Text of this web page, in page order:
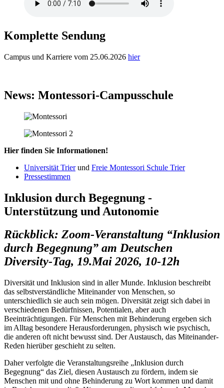
Komplette Sendung
Campus und Karriere vom 25.06.2026 hier
News: Montessori-Campusschule
Hier finden Sie Informationen!
Universität Trierund Freie Montessori Schule Trier
Pressestimmen
Inklusion durch Begegnung -
Unterstützung und Autonomie
Rückblick: Zoom-Veranstaltung “Inklusion
durch Begegnung” am Deutschen
Diversity-Tag, 19.Mai 2026, 10-12h
Diversität und Inklusion sind in aller Munde. Inklusion beschreibt
das selbstverständliche Miteinander von Menschen, so
unterschiedlich sie auch sein mögen. Diversität zeigt sich dabei in
verschiedenen Bedürfnissen, Potentialen, aber auch
Beeinträchtigungen. Für Menschen mit Behinderung ergeben sich
im Alltag besondere Herausforderungen, physisch wie psychisch,
die anderen oft nicht bewusst sind. Der Austausch, das Miteinander-
Reden hierüber geschieht zu selten.
Daher verfolgte die Veranstaltungsreihe „Inklusion durch
Begegnung“ das Ziel, diesen Austausch zu fördern, indem sie
Menschen mit und ohne Behinderung zu Wort kommen und damit